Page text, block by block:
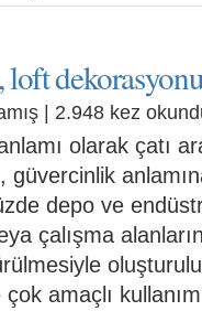
loft
| 2.948 kez
olarak çatı
güvercinlik
depo ve
çalışma
çok amaçlı